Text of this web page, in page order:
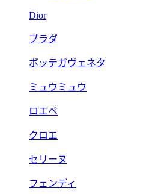
Dior
プラダ
ボッテガヴェネタ
ミュウミュウ
ロエベ
クロエ
セリーヌ
フェンディ